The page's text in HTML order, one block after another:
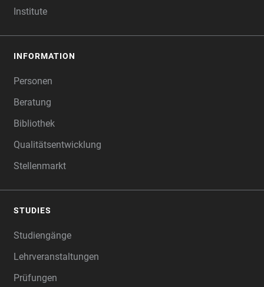
Institute
INFORMATION
Personen
Beratung
Bibliothek
Qualitätsentwicklung
Stellenmarkt
STUDIES
Studiengänge
Lehrveranstaltungen
Prüfungen